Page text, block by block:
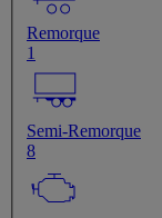
Remorque
1
Semi-Remorque
8